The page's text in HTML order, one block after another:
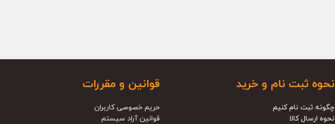
قوانین و مقررات
حریم خصوصی کاربران
قوانین آراد سیستم
نحوه ثبت نام و خرید
چگونه ثبت نام کنیم
نحوه ارسال کالا